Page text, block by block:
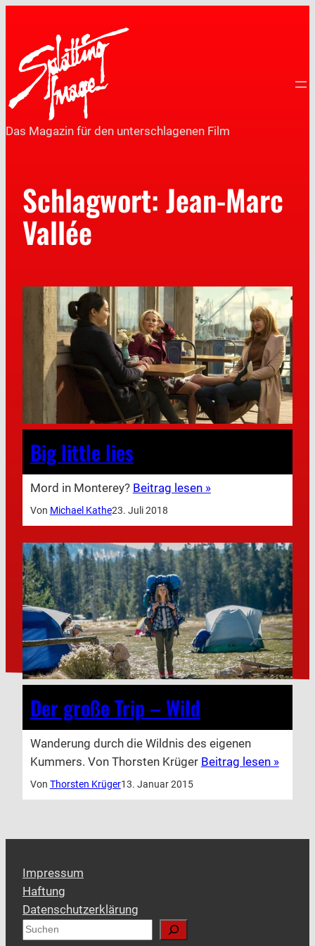
Das Magazin für den unterschlagenen Film
Schlagwort:Jean-Marc
Vallée
Big little lies
Mord in Monterey? Beitrag lesen »
Von Michael Kathe23. Juli 2018
Der große Trip – Wild
Wanderung durch die Wildnis des eigenen
Kummers. Von Thorsten Krüger Beitrag lesen »
Von Thorsten Krüger13. Januar 2015
Impressum
Haftung
Datenschutzerklärung
S